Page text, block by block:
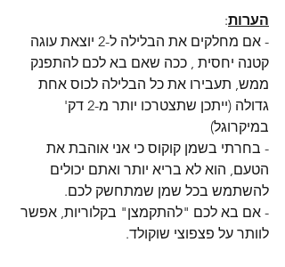
הערות:
- אם מחלקים את הבלילה ל-2 יוצאת עוגה
קטנה יחסית , ככה שאם בא לכם להתפנק
ממש, תעבירו את כל הבלילה לכוס אחת
גדולה (ייתכן שתצטרכו יותר מ-2 דק'
במיקרוגל)
- בחרתי בשמן קוקוס כי אני אוהבת את
הטעם, הוא לא בריא יותר ואתם יכולים
להשתמש בכל שמן שמתחשק לכם.
- אם בא לכם "להתקמצן" בקלוריות, אפשר
לוותר על פצפוצי שוקולד.